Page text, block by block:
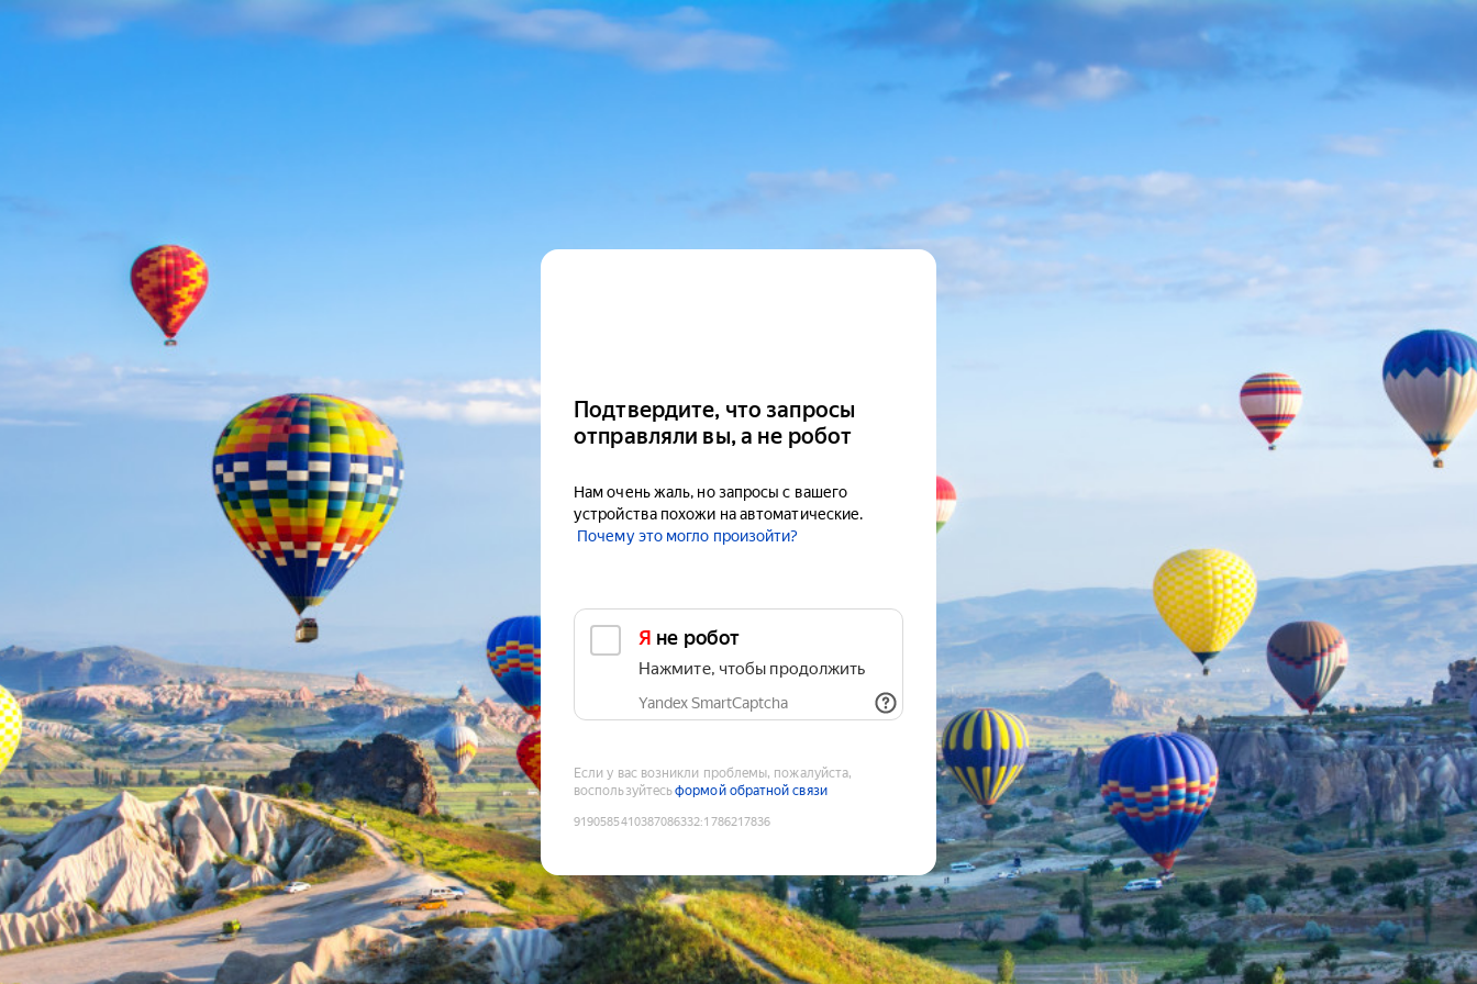
Подтвердите, что запросы
отправляли вы, а не робот
Нам очень жаль, но запросы с вашего
устройства похожи на автоматические.
Почему это могло произойти?
Я не робот
Нажмите, чтобы продолжить
Yandex SmartCaptcha
Если у вас возникли проблемы, пожалуйста,
воспользуйтесьформой обратной связи
9190585410387086332:1786217836